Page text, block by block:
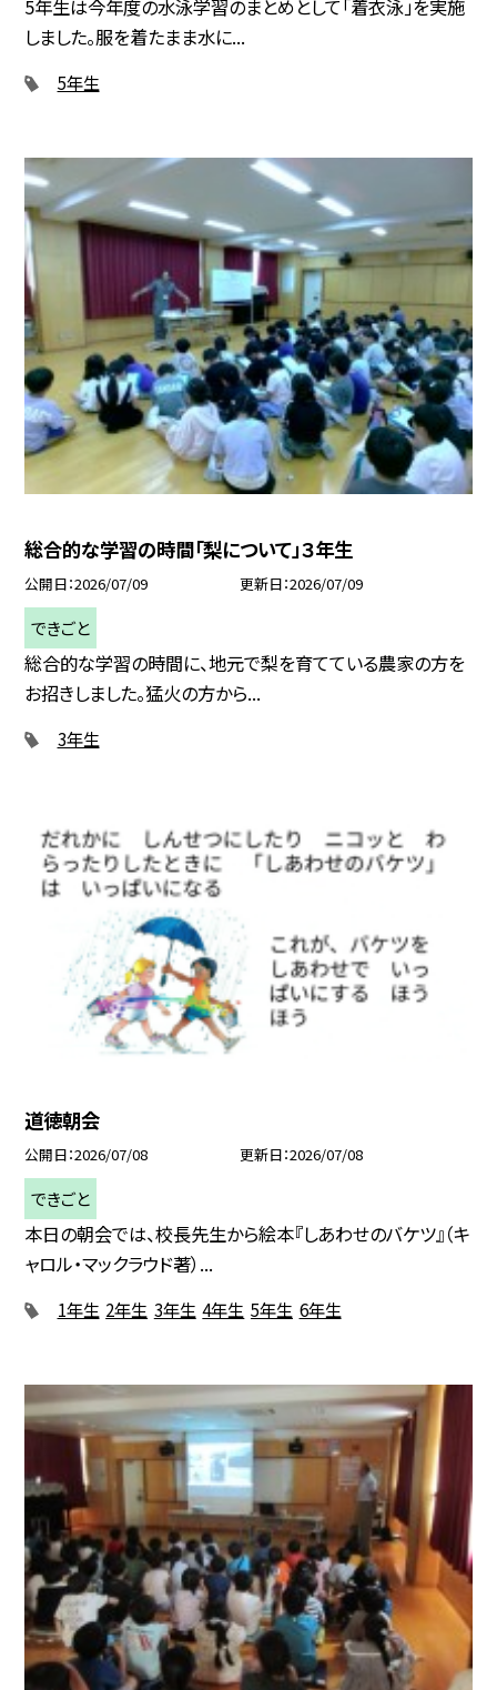
5年生は今年度の水泳学習のまとめとして「着衣泳」を実施
しました。服を着たまま水に...
5年生
総合的な学習の時間「梨について」３年生
公開日 2026/07/09 更新日 2026/07/09
できごと
総合的な学習の時間に、地元で梨を育てている農家の方を
お招きしました。猛火の方から...
3年生
道徳朝会
公開日 2026/07/08 更新日 2026/07/08
できごと
本日の朝会では、校長先生から絵本『しあわせのバケツ』（キ
ャロル・マックラウド著）...
1年生 2年生 3年生 4年生 5年生 6年生